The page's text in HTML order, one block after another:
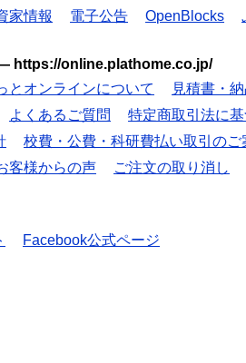
家情報 電子公告 OpenBlocks
https://online.plathome.co.jp/
とオンラインについて
見積書・
よくあるご質問
特定商取引法に
校費・公費・科研費払い取引のご
客様からの声 ご注文の取り消し
Facebook公式ページ